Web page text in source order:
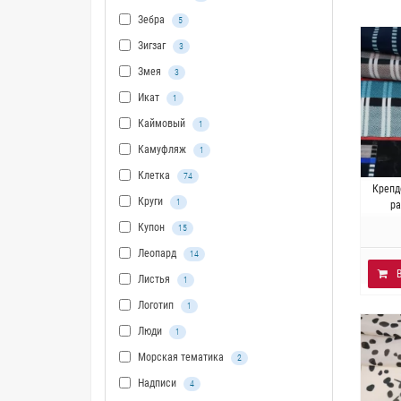
Зебра 5
Зигзаг 3
Змея 3
Икат 1
Каймовый 1
Камуфляж 1
Клетка 74
Круги 1
Купон 15
Леопард 14
Листья 1
Логотип 1
Люди 1
Морская тематика 2
Надписи 4